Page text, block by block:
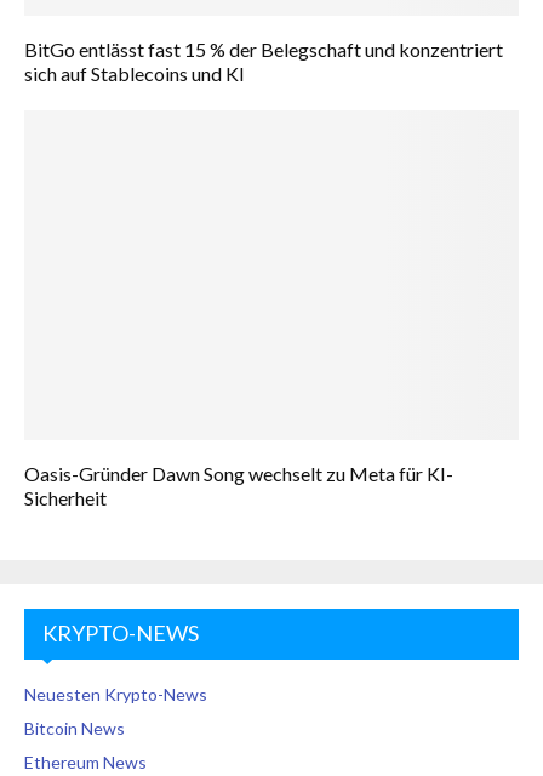
BitGo entlässt fast 15 % der Belegschaft und konzentriert
sich auf Stablecoins und KI
Oasis-Gründer Dawn Song wechselt zu Meta für KI-
Sicherheit
KRYPTO-NEWS
Neuesten Krypto-News
Bitcoin News
Ethereum News